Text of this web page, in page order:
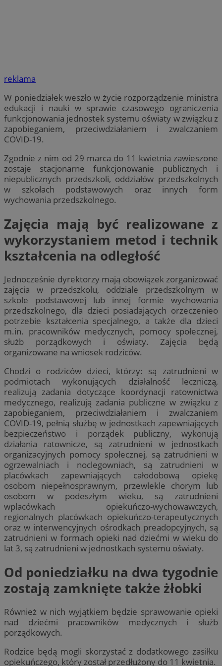
reklama
W poniedziałek weszło w życie rozporządzenie ministra
edukacji i nauki w sprawie czasowego ograniczenia
funkcjonowania jednostek systemu oświaty w związku z
zapobieganiem, przeciwdziałaniem i zwalczaniem
COVID-19.
Zgodnie z nim od 29 marca do 11 kwietnia zawieszone
zostaje stacjonarne funkcjonowanie publicznych i
niepublicznych przedszkoli, oddziałów przedszkolnych
w szkołach podstawowych oraz innych form
wychowania przedszkolnego.
Zajęcia mają być realizowane z
wykorzystaniem metod i technik
kształcenia na odległość
Jednocześnie dyrektorzy mają obowiązek zorganizować
zajęcia w przedszkolu, oddziale przedszkolnym w
szkole podstawowej lub innej formie wychowania
przedszkolnego, dla dzieci posiadających orzeczenieo
potrzebie kształcenia specjalnego, a także dla dzieci
m.in. pracowników medycznych, pomocy społecznej,
służb porządkowych i oświaty. Zajęcia będą
organizowane na wniosek rodziców.
Chodzi o rodziców dzieci, którzy: są zatrudnieni w
podmiotach wykonujących działalność leczniczą,
realizują zadania dotyczące koordynacji ratownictwa
medycznego, realizują zadania publiczne w związku z
zapobieganiem, przeciwdziałaniem i zwalczaniem
COVID-19, pełnią służbę w jednostkach zapewniających
bezpieczeństwo i porządek publiczny, wykonują
działania ratownicze, są zatrudnieni w jednostkach
organizacyjnych pomocy społecznej, są zatrudnieni w
ogrzewalniach i noclegowniach, są zatrudnieni w
placówkach zapewniających całodobową opiekę
osobom niepełnosprawnym, przewlekle chorym lub
osobom w podeszłym wieku, są zatrudnieni
wplacówkach opiekuńczo-wychowawczych,
regionalnych placówkach opiekuńczo-terapeutycznych
oraz w interwencyjnych ośrodkach preadopcyjnych, są
zatrudnieni w formach opieki nad dziećmi w wieku do
lat 3, są zatrudnieni w jednostkach systemu oświaty.
Od poniedziałku na dwa tygodnie
zostają zamknięte także żłobki
Również w nich wyjątkiem będzie sprawowanie opieki
nad dziećmi pracowników medycznych i służb
porządkowych.
Rodzice będą mogli skorzystać z dodatkowego zasiłku
opiekuńczego, który został przedłużony do 11 kwietnia.